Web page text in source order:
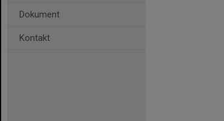
Dokument
Kontakt